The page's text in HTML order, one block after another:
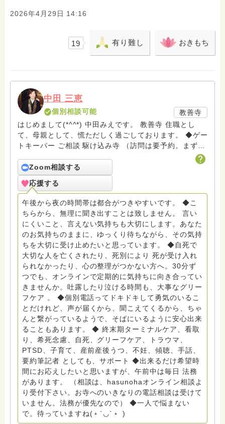
2026年4月29日 14:16
19 有り難し おきもち
中田 三恵
個別相談可能
教善寺
はじめまして(*^^*) 中田みえです。 教善寺 住職とし
て、母親として、慌ただしく過ごしております。 ◆ゲー
トキーパー ご相談 駆け込み寺 （訪問は要予約。まずは
ターミナルケア、看取り、グリーフケア、希死念慮、自
死、産前産後うつ、育児、DV、デートDV、トラウマ、
PTSD、傾聴トレーナー、手話、要約筆記、行政相談
員、女性支援員、小学校 中学校支援員としても、ケア
サポートをしています。 ◆一般社団法人『グリーフケア
ともしび』理事長 【ともしび遺族会】運営 毎月 第１
金・昼夜2回開催（大阪駅前第3ビル） 14：00〜，18：
00〜 お問い合わせ申込⬇️こちらから
griefcare.tomoshibi@icloud.com ＊この活動は皆さま
のご支援により支えられております。ご協力をよろしく
お願いします。 ゆうちょ銀行 口座番号 普通408-
6452769 一般社団法人グリーフケアともしび ◆『ビハ
ーラサロン おしゃべりカフェひだまり』 ビハーラ和歌
山代表 居場所運営 問い合わせ申込⬇️こちらから
griefcare.tomoshibi@icloud.com ◆GEはしもとサピュ
イエ 所属 （Gender Equity 誰もが自分らしく生きるこ
とができる社会をめざして）DV・女性支援 ◆認定NPO
京都自死自殺相談センターSotto 元グリーフサポート委
員長（2018〜2024） ◆保育士.幼稚園教諭.小学校教諭.
レクリエーションインストラクター.中学校DV授業 10年
間 保育 教育の現場で 総主任として勤めた経験も生かし
つつ、お話できることがあれば 幸いです。 いつも あな
たとともに。南無阿弥陀仏 ここでは、宗旨を問いませ
ん。 まずは、ひとりで抱え込まないで。 来寺お問い合
わせは⬇️こちらから miehimeyo@gmail.com ※時間を割
Zoom相談する
応援する
午後から夜の時間帯は都合がつきやすいです。 ◆こ
ちらから、無理に聞き出すことは致しません。 言い
にくいこと、言えない気持ちも大切にします。あなた
のお気持ちのままに、ゆっくり待ちながら、その気持
ちを大切に受け止めたいと思っています。 ◆自死で
大切な人を亡くされたり、死別により 死が受け入れ
られなかったり、心の整理がつかない方へ。30分ず
つでも、オンラインで定期的に気持ちに向き合ってい
きませんか。吐露したり泣ける時間も、大事なグリー
フケア 。 ◆個別電話ってドキドキして勇気のいるこ
とだけれど、声が届くから、聞こえてくるから、ちゃ
んと繋がっているようで、そばにいるように安心出来
ることもあります。 ◆ 終末期ターミナルケア、看取
り、希死念慮、自死、グリーフケア、トラウマ、
PTSD、子育て、産前産後うつ、不妊、傾聴、手話、
要約筆記者 としても、サポート ◆出来るだけ希望時
間にお応えしたいと思いますが、午前中は毎日 法務
があります。 （相談は、hasunohaオンライン相談よ
り受付下さい。お寺へのいきなりの電話相談は受けて
いません。法務が優先なので） ◆一人で悩まない
で。待っていますね(﹡´◡`﹡ )